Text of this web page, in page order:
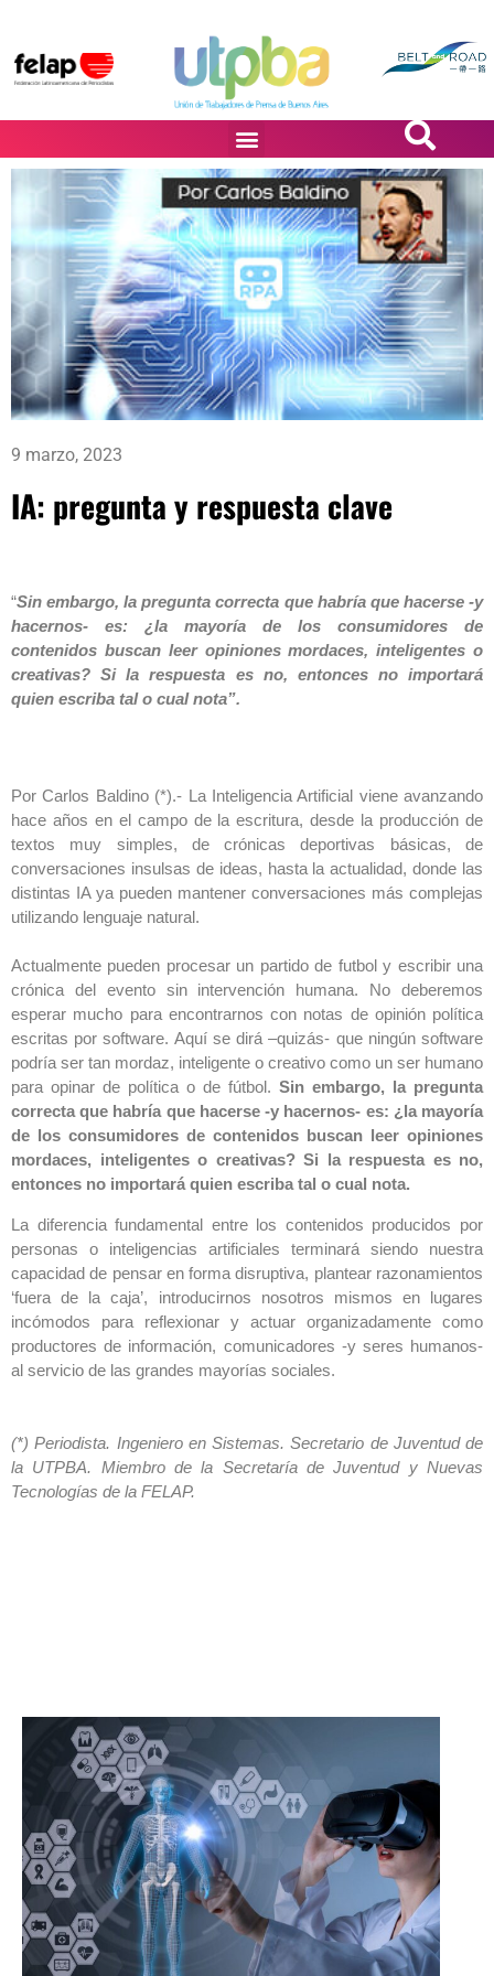
9 marzo, 2023
IA: pregunta y respuesta clave
“Sin embargo, la pregunta correcta que habría que hacerse -y
hacernos- es:
¿la mayoría de los consumidores de
contenidos buscan leer opiniones mordaces, inteligentes o
creativas? Si la respuesta es no, entonces no importará
quien escriba tal o cual nota”.
Por Carlos Baldino (*).- La Inteligencia Artificial viene avanzando
hace años en el campo de la escritura, desde la producción de
textos muy simples, de crónicas deportivas básicas, de
conversaciones insulsas de ideas, hasta la actualidad, donde las
distintas IA ya pueden mantener conversaciones más complejas
utilizando lenguaje natural.
Actualmente pueden procesar un partido de futbol y escribir una
crónica del evento sin intervención humana. No deberemos
esperar mucho para encontrarnos con notas de opinión política
escritas por software. Aquí se dirá –quizás- que ningún software
podría ser tan mordaz, inteligente o creativo como un ser humano
para opinar de política o de fútbol. Sin embargo, la pregunta
correcta que habría que hacerse -y hacernos- es: ¿la mayoría
de los consumidores de contenidos buscan leer opiniones
mordaces, inteligentes o creativas? Si la respuesta es no,
entonces no importará quien escriba tal o cual nota.
La diferencia fundamental entre los contenidos producidos por
personas o inteligencias artificiales terminará siendo
nuestra
capacidad de pensar en forma disruptiva, plantear razonamientos
‘fuera de la caja’, introducirnos nosotros mismos en lugares
incómodos para reflexionar y actuar organizadamente como
productores de información, comunicadores -y seres humanos-
al servicio de las grandes mayorías sociales.
(*) Periodista. Ingeniero en Sistemas. Secretario de Juventud de
la UTPBA. Miembro de la Secretaría de Juventud y Nuevas
Tecnologías de la FELAP.